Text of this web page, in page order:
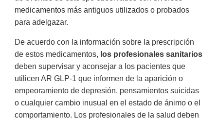
medicamentos más antiguos utilizados o probados
para adelgazar.
De acuerdo con la información sobre la prescripción
de estos medicamentos, los profesionales sanitarios
deben supervisar y aconsejar a los pacientes que
utilicen AR GLP-1 que informen de la aparición o
empeoramiento de depresión, pensamientos suicidas
o cualquier cambio inusual en el estado de ánimo o el
comportamiento. Los profesionales de la salud deben